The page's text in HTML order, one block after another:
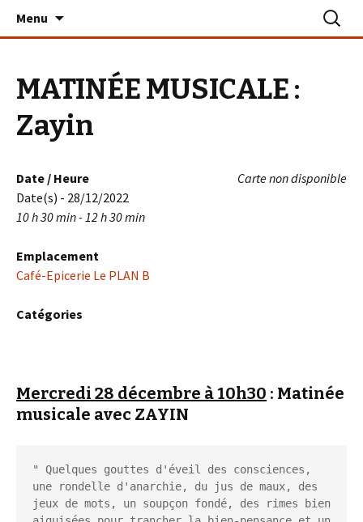
Le PLAN B – La Turballe
Menu
MATINÉE MUSICALE :
Zayin
Carte non disponible
Date / Heure
Date(s) - 28/12/2022
10 h 30 min - 12 h 30 min
Emplacement
Café-Epicerie Le PLAN B
Catégories
Mercredi 28 décembre à 10h30 : Matinée
musicale avec ZAYIN
" Quelques gouttes d'éveil des consciences,
une rondelle d'anarchie, du jus de maux, des
jeux de mots, un soupçon fondé, des rimes bien